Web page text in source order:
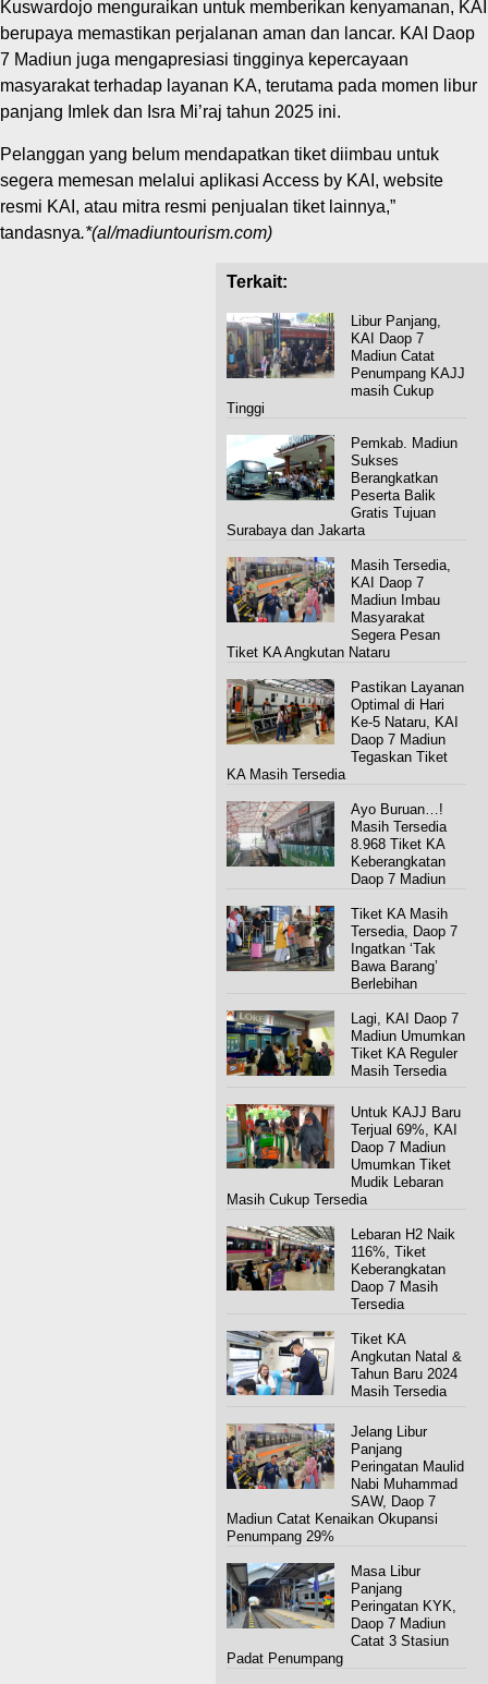
Kuswardojo menguraikan untuk memberikan kenyamanan, KAI
berupaya memastikan perjalanan aman dan lancar. KAI Daop
7 Madiun juga mengapresiasi tingginya kepercayaan
masyarakat terhadap layanan KA, terutama pada momen libur
panjang Imlek dan Isra Mi’raj tahun 2025 ini.
Pelanggan yang belum mendapatkan tiket diimbau untuk
segera memesan melalui aplikasi Access by KAI, website
resmi KAI, atau mitra resmi penjualan tiket lainnya,”
tandasnya.*(al/madiuntourism.com)
Terkait:
Libur Panjang,
KAI Daop 7
Madiun Catat
Penumpang KAJJ
masih Cukup
Tinggi
Pemkab. Madiun
Sukses
Berangkatkan
Peserta Balik
Gratis Tujuan
Surabaya dan Jakarta
Masih Tersedia,
KAI Daop 7
Madiun Imbau
Masyarakat
Segera Pesan
Tiket KA Angkutan Nataru
Pastikan Layanan
Optimal di Hari
Ke-5 Nataru, KAI
Daop 7 Madiun
Tegaskan Tiket
KA Masih Tersedia
Ayo Buruan…!
Masih Tersedia
8.968 Tiket KA
Keberangkatan
Daop 7 Madiun
Tiket KA Masih
Tersedia, Daop 7
Ingatkan ‘Tak
Bawa Barang’
Berlebihan
Lagi, KAI Daop 7
Madiun Umumkan
Tiket KA Reguler
Masih Tersedia
Untuk KAJJ Baru
Terjual 69%, KAI
Daop 7 Madiun
Umumkan Tiket
Mudik Lebaran
Masih Cukup Tersedia
Lebaran H2 Naik
116%, Tiket
Keberangkatan
Daop 7 Masih
Tersedia
Tiket KA
Angkutan Natal &
Tahun Baru 2024
Masih Tersedia
Jelang Libur
Panjang
Peringatan Maulid
Nabi Muhammad
SAW, Daop 7
Madiun Catat Kenaikan Okupansi
Penumpang 29%
Masa Libur
Panjang
Peringatan KYK,
Daop 7 Madiun
Catat 3 Stasiun
Padat Penumpang